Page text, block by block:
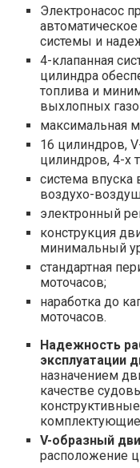
Электронасос
системы и
4-клапанная
цилиндра
топлива и
выхлопных
максимальная
16 цилиндров,
цилиндров, 4-х
система впуска
воздухо-
электронный
конструкция
минимальный
стандартная
моточасов;
наработка до
моточасов.
Надежность
эксплуатации
назначением
качестве
комплектующие
V-образный
расположение